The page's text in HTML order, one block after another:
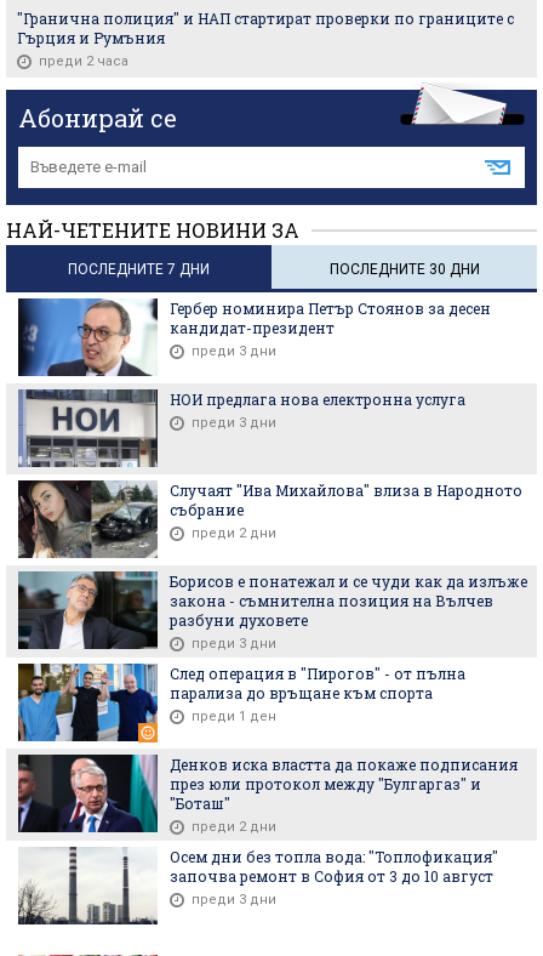
"Гранична полиция" и НАП стартират проверки по границите с
Гърция и Румъния
преди 2 часа
Абонирай се
НАЙ-ЧЕТЕНИТЕ НОВИНИ ЗА
ПОСЛЕДНИТЕ 7 ДНИ ПОСЛЕДНИТЕ 30 ДНИ
Гербер номинира Петър Стоянов за десен
кандидат-президент
преди 3 дни
НОИ предлага нова електронна услуга
преди 3 дни
Случаят "Ива Михайлова" влиза в Народното
събрание
преди 2 дни
Борисов е понатежал и се чуди как да излъже
закона - съмнителна позиция на Вълчев
разбуни духовете
преди 3 дни
След операция в "Пирогов" - от пълна
парализа до връщане към спорта
преди 1 ден
Денков иска властта да покаже подписания
през юли протокол между "Булгаргаз" и
"Боташ"
преди 2 дни
Осем дни без топла вода: "Топлофикация"
започва ремонт в София от 3 до 10 август
преди 3 дни